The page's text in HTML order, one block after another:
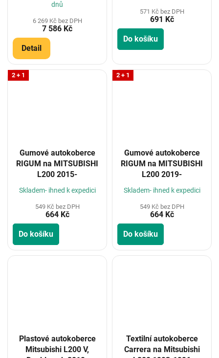
dnů
6 269 Kč bez DPH
7 586 Kč
Detail
571 Kč bez DPH
691 Kč
Do košíku
2 + 1
Gumové autokoberce
RIGUM na MITSUBISHI
L200 2015-
Skladem- ihned k expedici
549 Kč bez DPH
664 Kč
Do košíku
2 + 1
Gumové autokoberce
RIGUM na MITSUBISHI
L200 2019-
Skladem- ihned k expedici
549 Kč bez DPH
664 Kč
Do košíku
Plastové autokoberce
Mitsubishi L200 V,
Textilní autokoberce
Carrera na Mitsubishi